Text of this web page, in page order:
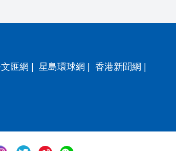
匯網 星島環球網 香港新聞網